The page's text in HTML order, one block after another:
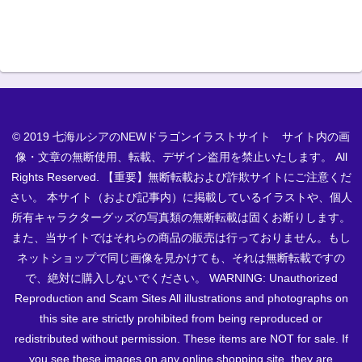
© 2019 七海ルシアのNEWドラゴンイラストサイト サイト内の画
像・文章の無断使用、転載、デザイン盗用を禁止いたします。 All
Rights Reserved. 【重要】無断転載および詐欺サイトにご注意くだ
さい。 本サイト（および記事内）に掲載しているイラストや、個人
所有キャラクターグッズの写真類の無断転載は固くお断りします。
また、当サイトではそれらの商品の販売は行っておりません。もし
ネットショップで同じ画像を見かけても、それは無断転載ですの
で、絶対に購入しないでください。 WARNING: Unauthorized
Reproduction and Scam Sites All illustrations and photographs on
this site are strictly prohibited from being reproduced or
redistributed without permission. These items are NOT for sale. If
you see these images on any online shopping site, they are